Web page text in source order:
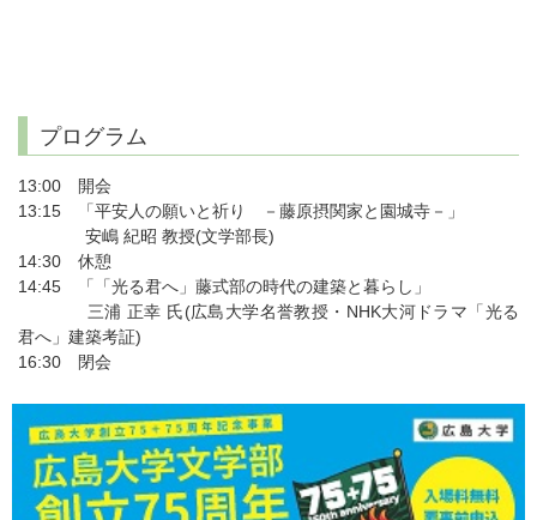
プログラム
13:00 開会
13:15 「平安人の願いと祈り －藤原摂関家と園城寺－」
安嶋 紀昭 教授(文学部長)
14:30 休憩
14:45 「「光る君へ」藤式部の時代の建築と暮らし」
三浦 正幸 氏(広島大学名誉教授・NHK大河ドラマ「光る
君へ」建築考証)
16:30 閉会